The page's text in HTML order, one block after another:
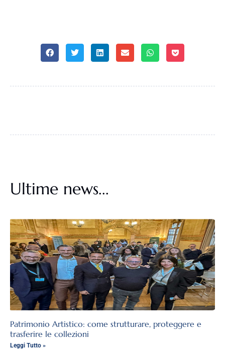
Ultime news...
Patrimonio Artistico: come strutturare, proteggere e
trasferire le collezioni
Leggi Tutto »